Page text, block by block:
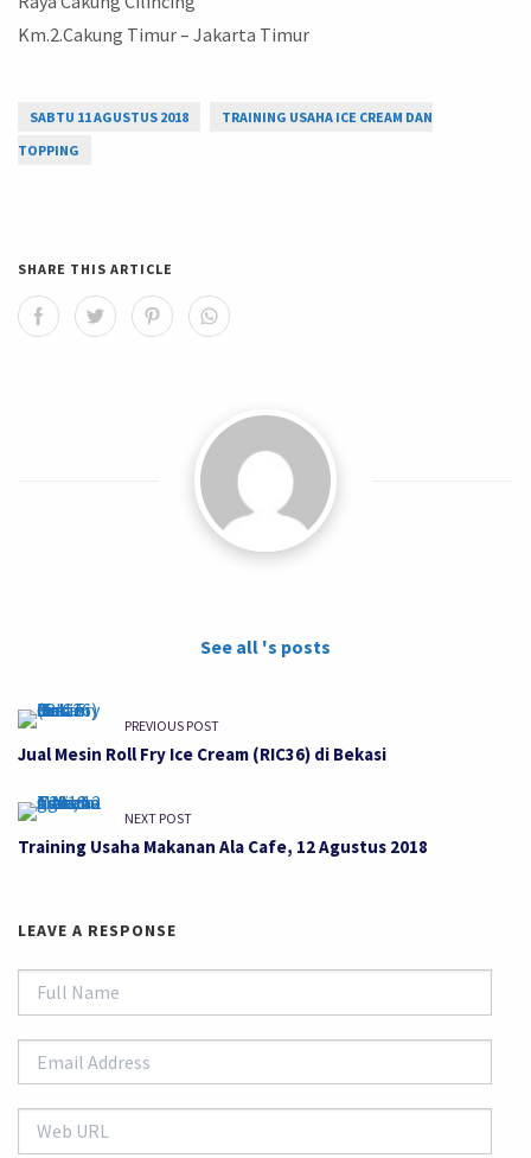
Km.2.Cakung Timur – Jakarta Timur
SABTU 11 AGUSTUS 2018
TRAINING USAHA ICE CREAM DAN
TOPPING
SHARE THIS ARTICLE
See all 's posts
PREVIOUS POST
Jual Mesin Roll Fry Ice Cream (RIC36) di Bekasi
NEXT POST
Training Usaha Makanan Ala Cafe, 12 Agustus 2018
LEAVE A RESPONSE